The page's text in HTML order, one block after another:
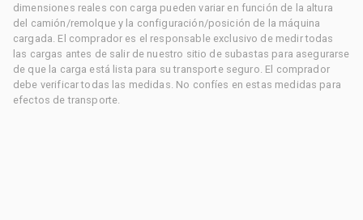
dimensiones reales con carga pueden variar en función de la altura
del camión/remolque y la configuración/posición de la máquina
cargada. El comprador es el responsable exclusivo de medir todas
las cargas antes de salir de nuestro sitio de subastas para asegurarse
de que la carga está lista para su transporte seguro. El comprador
debe verificar todas las medidas. No confíes en estas medidas para
efectos de transporte.